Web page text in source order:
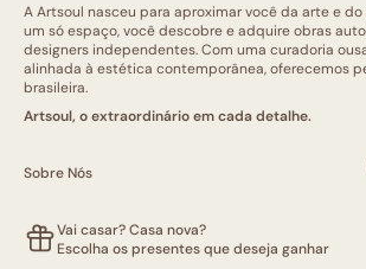
A Artsoul nasceu para aproximar você da arte e do
um só espaço, você descobre e adquire obras
designers independentes. Com uma curadoria
alinhada à estética contemporânea, oferecemos
brasileira.
Artsoul, o extraordinário em cada detalhe.
Sobre Nós
Vai casar? Casa nova?
Escolha os presentes que deseja ganhar